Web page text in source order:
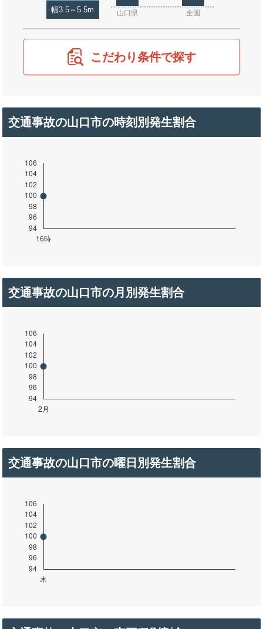
幅3.5～5.5m 山口県 全国
こだわり条件で探す
交通事故の山口市の時刻別発生割合
交通事故の山口市の月別発生割合
交通事故の山口市の曜日別発生割合